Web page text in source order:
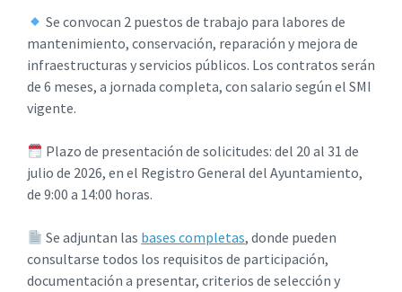
Se convocan 2 puestos de trabajo para labores de
mantenimiento, conservación, reparación y mejora de
infraestructuras y servicios públicos. Los contratos serán
de 6 meses, a jornada completa, con salario según el SMI
vigente.
Plazo de presentación de solicitudes: del 20 al 31 de
julio de 2026, en el Registro General del Ayuntamiento,
de 9:00 a 14:00 horas.
Se adjuntan las bases completas, donde pueden
consultarse todos los requisitos de participación,
documentación a presentar, criterios de selección y